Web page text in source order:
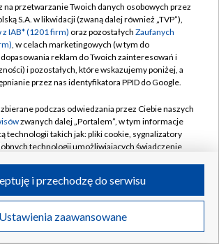
TVP
Cyfrowa
Regulamin TVP
Polityka prywatności
Moje zgody
Pomoc
Kontakt
Kanały
Telewizja Polska S.A. w likwidacji
przetwarzanie Twoich danych osobowych przez
S.A. w likwidacji (zwaną dalej również „TVP”),
IAB* (1201 firm) oraz pozostałych Zaufanych
, w celach marketingowych (w tym do
reklam do Twoich zainteresowań i
i pozostałych, które wskazujemy poniżej, a
przez nas identyfikatora PPID do Google.
podczas odwiedzania przez Ciebie naszych
zwanych dalej „Portalem”, w tym informacje
technologii takich jak: pliki cookie, sygnalizatory
technologii umożliwiających świadczenie
podczas odwiedzania przez Ciebie
na Portalu, takie jak adresy IP, identyfikatory
Ustawienia zaawansowane
i przechodzę do serwisu